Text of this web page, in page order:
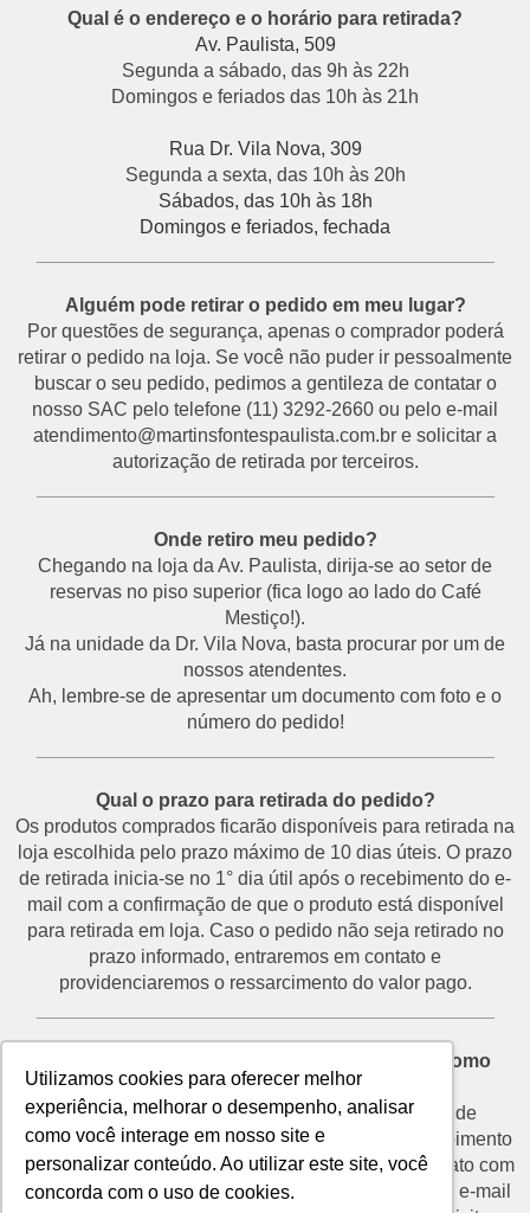
Utilizamos cookies para oferecer melhor
experiência, melhorar o desempenho, analisar
como você interage em nosso site e
personalizar conteúdo. Ao utilizar este site, você
concorda com o uso de cookies.
Qual é o endereço e o horário para retirada?
Av. Paulista, 509
Segunda a sábado, das 9h às 22h
Domingos e feriados das 10h às 21h
Rua Dr. Vila Nova, 309
Segunda a sexta, das 10h às 20h
Sábados, das 10h às 18h
Domingos e feriados, fechada
Alguém pode retirar o pedido em meu lugar?
Por questões de segurança, apenas o comprador poderá
retirar o pedido na loja. Se você não puder ir pessoalmente
buscar o seu pedido, pedimos a gentileza de contatar o
nosso SAC pelo telefone (11) 3292-2660 ou pelo e-mail
atendimento@martinsfontespaulista.com.br e solicitar a
autorização de retirada por terceiros.
Onde retiro meu pedido?
Chegando na loja da Av. Paulista, dirija-se ao setor de
reservas no piso superior (fica logo ao lado do Café
Mestiço!).
Já na unidade da Dr. Vila Nova, basta procurar por um de
nossos atendentes.
Ah, lembre-se de apresentar um documento com foto e o
número do pedido!
Qual o prazo para retirada do pedido?
Os produtos comprados ficarão disponíveis para retirada na
loja escolhida pelo prazo máximo de 10 dias úteis. O prazo
de retirada inicia-se no 1° dia útil após o recebimento do e-
mail com a confirmação de que o produto está disponível
para retirada em loja. Caso o pedido não seja retirado no
prazo informado, entraremos em contato e
providenciaremos o ressarcimento do valor pago.
Desisti do pedido e não vou retirá-lo na loja. Como
proceder?
O prazo para devolução de produtos por motivo de
desistência é de até 7 dias corridos a partir do recebimento
do e-mail de confirmação de retirada. Entre em contato com
o nosso SAC através do telefone (11) 3292-2660 ou e-mail